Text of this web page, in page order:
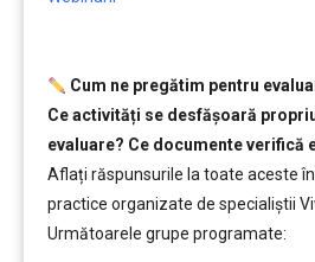
Cum ne pregătim pentru
Ce activități se desfășoară
evaluare? Ce documente verifică
Aflați răspunsurile la toate aceste
practice organizate de specialiștii
Următoarele grupe programate: